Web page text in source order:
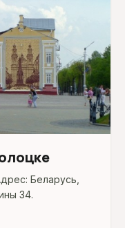
Беларусь,
34.